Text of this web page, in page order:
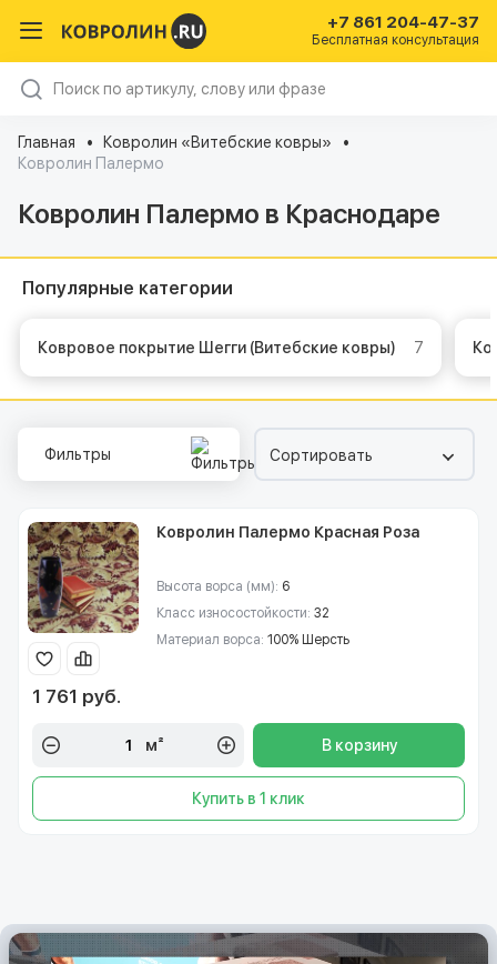
+7 861 204-47-37
Бесплатная консультация
Главная
Ковролин «Витебские ковры»
Ковролин Палермо
Ковролин Палермо в Краснодаре
Популярные категории
Ковровое покрытие Шегги (Витебские ковры) 7
Фильтры Сортировать
Ковролин Палермо Красная Роза
Высота ворса (мм): 6
Класс износостойкости: 32
Материал ворса: 100% Шерсть
1 761 руб.
м² В корзину
Купить в 1 клик